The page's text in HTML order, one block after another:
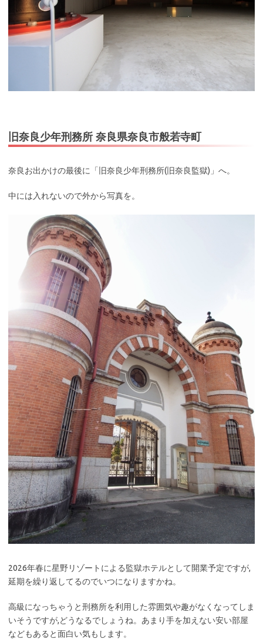
旧奈良少年刑務所 奈良県奈良市般若寺町
奈良お出かけの最後に「旧奈良少年刑務所(旧奈良監獄)」へ。
中には入れないので外から写真を。
2026年春に星野リゾートによる監獄ホテルとして開業予定ですが,
延期を繰り返してるのでいつになりますかね。
高級になっちゃうと刑務所を利用した雰囲気や趣がなくなってしま
いそうですが,どうなるでしょうね。あまり手を加えない安い部屋
などもあると面白い気もします。